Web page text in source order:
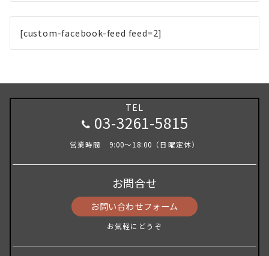
[custom-facebook-feed feed=2]
TEL
03-3261-5815
営業時間 9:00～18:00（日曜定休）
お問合せ
お問い合わせフォーム
お気軽にどうぞ